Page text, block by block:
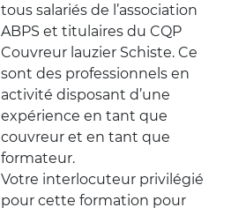
tous salariés de l’association
ABPS et titulaires du CQP
Couvreur lauzier Schiste. Ce
sont des professionnels en
activité disposant d’une
expérience en tant que
couvreur et en tant que
formateur.
Votre interlocuteur privilégié
pour cette formation pour